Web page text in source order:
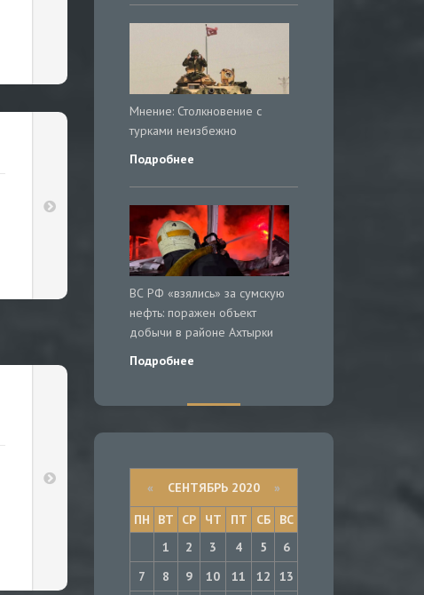
Мнение: Столкновение с
турками неизбежно
Подробнее
ВС РФ «взялись» за сумскую
нефть: поражен объект
добычи в районе Ахтырки
Подробнее
« СЕНТЯБРЬ 2020 »
ПН
ВТ СР ЧТ ПТ СБ
ВС
1
2 3 4 5
6
7
8 9 10 11 12
13